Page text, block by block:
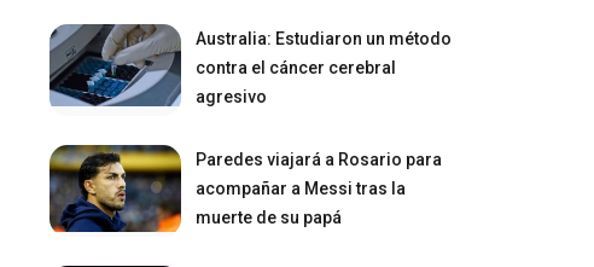
Australia: Estudiaron un método
contra el cáncer cerebral
agresivo
Paredes viajará a Rosario para
acompañar a Messi tras la
muerte de su papá